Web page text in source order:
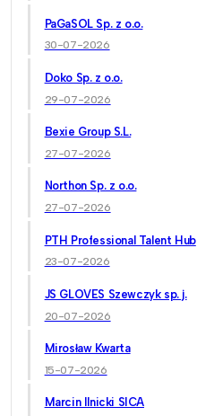
PaGaSOL Sp. z o.o.
30-07-2026
Doko Sp. z o.o.
29-07-2026
Bexie Group S.L.
27-07-2026
Northon Sp. z o.o.
27-07-2026
PTH Professional Talent Hub
23-07-2026
JS GLOVES Szewczyk sp. j.
20-07-2026
Mirosław Kwarta
15-07-2026
Marcin Ilnicki SICA